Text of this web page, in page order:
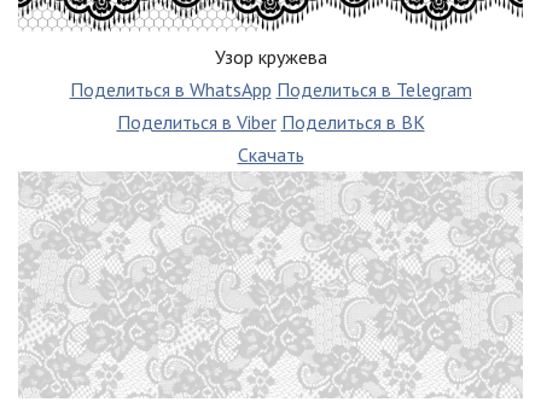
Узор кружева
Поделиться в WhatsApp Поделиться в Telegram
Поделиться в Viber Поделиться в ВК
Скачать